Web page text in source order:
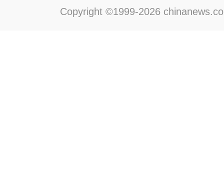
Copyright ©1999-2026